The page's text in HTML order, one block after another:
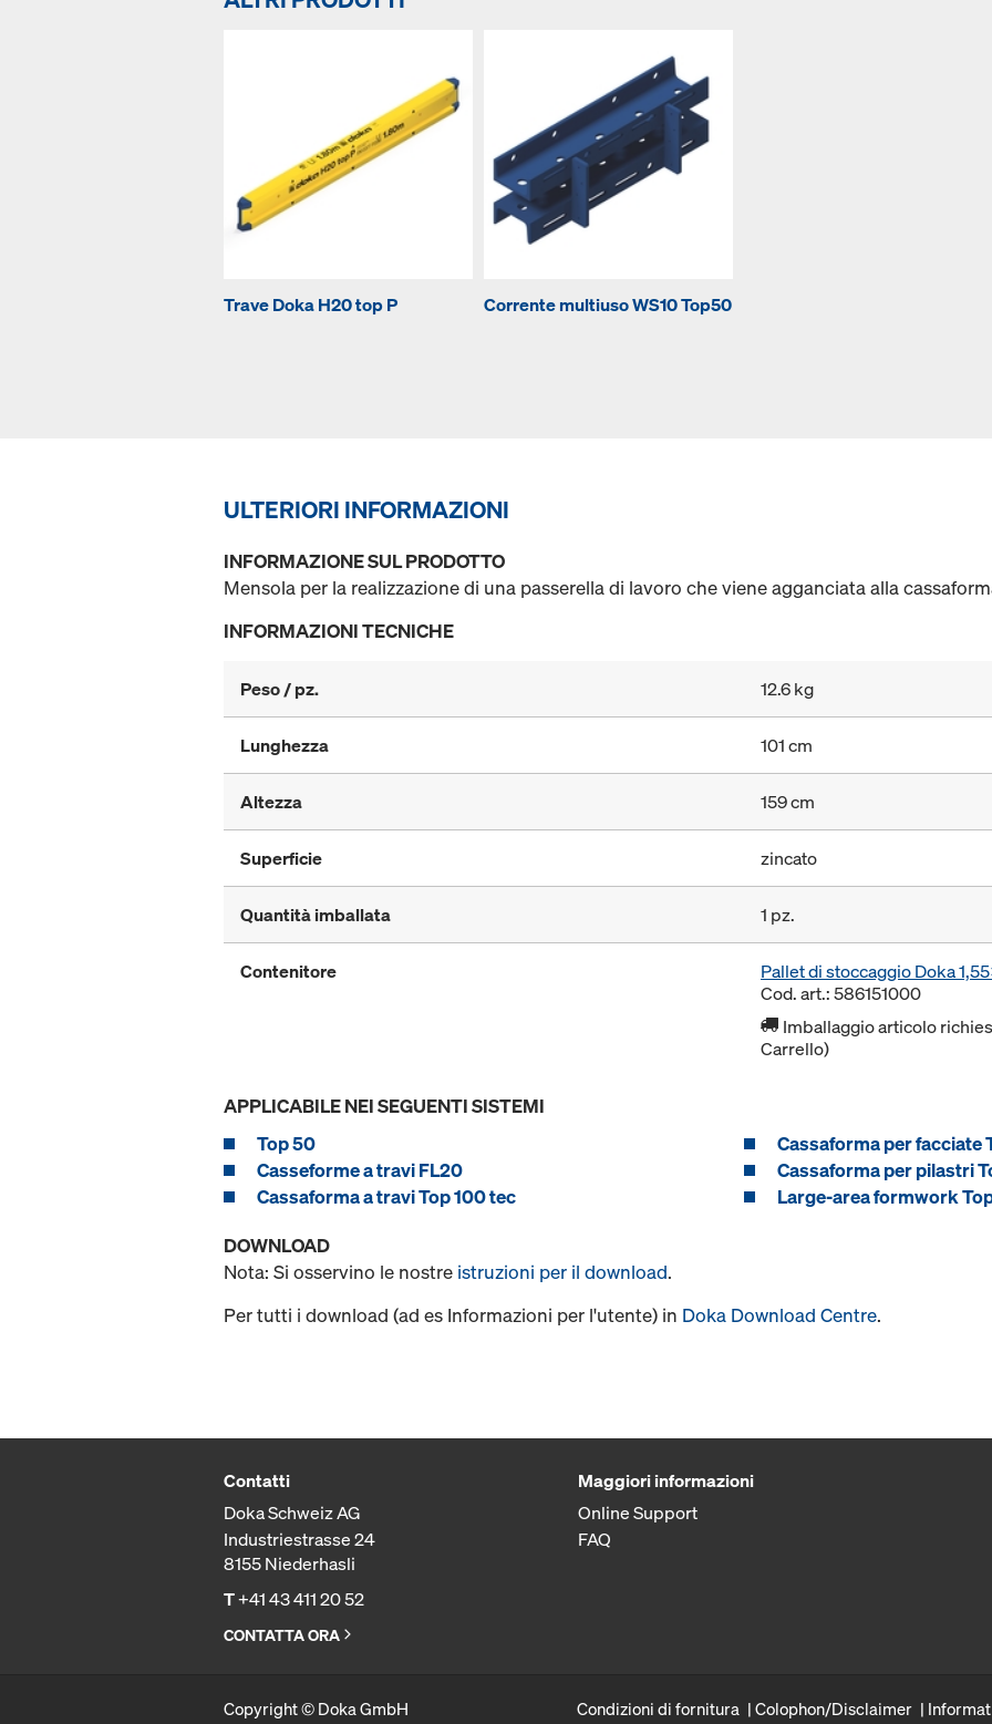
Trave Doka H20 top P Corrente multiuso WS10 Top50
ULTERIORI INFORMAZIONI
INFORMAZIONE SUL PRODOTTO
Mensola per la realizzazione di una passerella di lavoro che viene agganciata alla
INFORMAZIONI TECNICHE
Peso / pz. 12.6 kg
Lunghezza 101 cm
Altezza 159 cm
Superficie zincato
Quantità imballata 1 pz.
Contenitore
Pallet di stoccaggio Doka
Cod. art.: 586151000
Imballaggio articolo
Carrello)
APPLICABILE NEI SEGUENTI SISTEMI
Top 50
Cassaforma per facciate
Casseforme a travi FL20
Cassaforma per pilastri
Cassaforma a travi Top 100 tec
Large-area formwork
DOWNLOAD
Nota: Si osservino le nostre istruzioni per il download.
Per tutti i download (ad es Informazioni per l'utente) in Doka Download Centre.
Contatti
Doka Schweiz AG
Industriestrasse 24
8155 Niederhasli
T+41 43 411 20 52
CONTATTA ORA
Maggiori informazioni
Online Support
FAQ
Copyright © Doka GmbH Condizioni di fornitura Colophon/Disclaimer